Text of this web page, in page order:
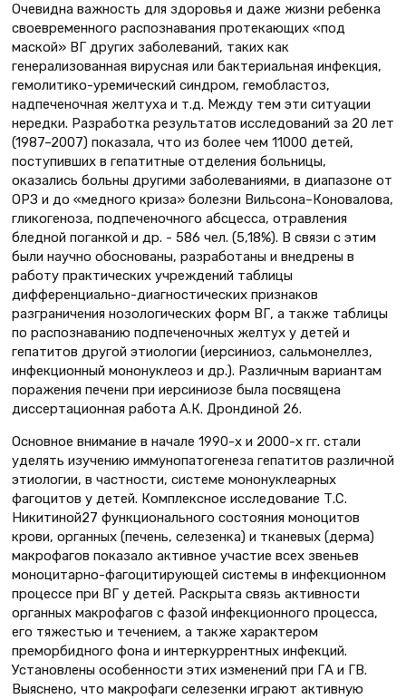
Очевидна важность для здоровья и даже жизни ребенка
своевременного распознавания протекающих «под
маской» ВГ других заболеваний, таких как
генерализованная вирусная или бактериальная инфекция,
гемолитико-уремический синдром, гемобластоз,
надпеченочная желтуха и т.д. Между тем эти ситуации
нередки. Разработка результатов исследований за 20 лет
(1987–2007) показала, что из более чем 11000 детей,
поступивших в гепатитные отделения больницы,
оказались больны другими заболеваниями, в диапазоне от
ОРЗ и до «медного криза» болезни Вильсона–Коновалова,
гликогеноза, подпеченочного абсцесса, отравления
бледной поганкой и др. - 586 чел. (5,18%). В связи с этим
были научно обоснованы, разработаны и внедрены в
работу практических учреждений таблицы
дифференциально-диагностических признаков
разграничения нозологических форм ВГ, а также таблицы
по распознаванию подпеченочных желтух у детей и
гепатитов другой этиологии (иерсиниоз, сальмонеллез,
инфекционный мононуклеоз и др.). Различным вариантам
поражения печени при иерсиниозе была посвящена
диссертационная работа А.К. Дрондиной 26.
Основное внимание в начале 1990-х и 2000-х гг. стали
уделять изучению иммунопатогенеза гепатитов различной
этиологии, в частности, системе мононуклеарных
фагоцитов у детей. Комплексное исследование Т.С.
Никитиной27 функционального состояния моноцитов
крови, органных (печень, селезенка) и тканевых (дерма)
макрофагов показало активное участие всех звеньев
моноцитарно-фагоцитирующей системы в инфекционном
процессе при ВГ у детей. Раскрыта связь активности
органных макрофагов с фазой инфекционного процесса,
его тяжестью и течением, а также характером
преморбидного фона и интеркуррентных инфекций.
Установлены особенности этих изменений при ГА и ГВ.
Выяснено, что макрофаги селезенки играют активную